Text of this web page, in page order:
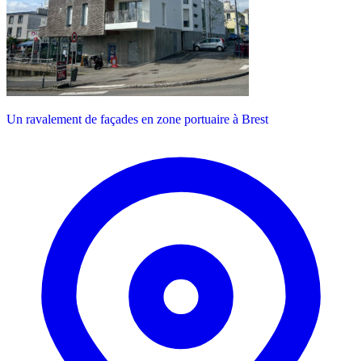
Un ravalement de façades en zone portuaire à Brest